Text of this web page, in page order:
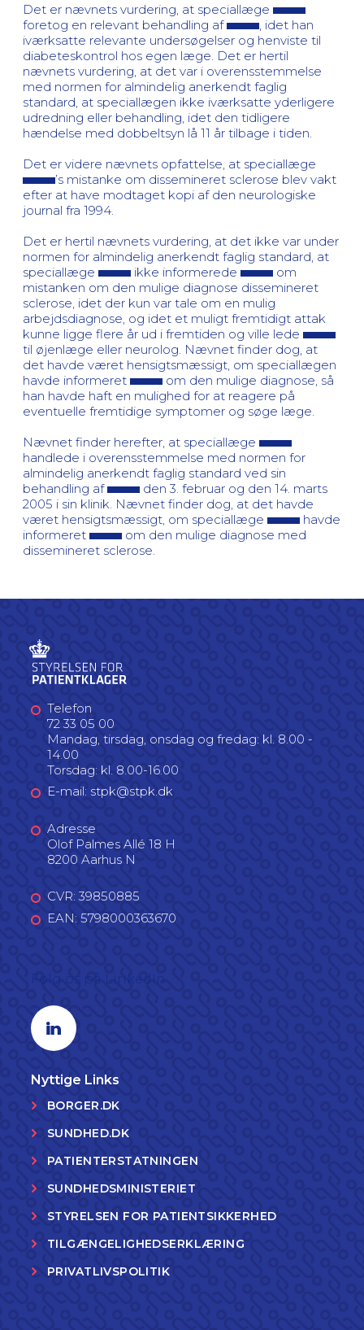
Det er nævnets vurdering, at speciallæge
foretog en relevant behandling af
, idet han
iværksatte relevante undersøgelser og henviste til
diabeteskontrol hos egen læge. Det er hertil
nævnets vurdering, at det var i overensstemmelse
med normen for almindelig anerkendt faglig
standard, at speciallægen ikke iværksatte yderligere
udredning eller behandling, idet den tidligere
hændelse med dobbeltsyn lå 11 år tilbage i tiden.
Det er videre nævnets opfattelse, at speciallæge
’s mistanke om dissemineret sclerose blev vakt
efter at have modtaget kopi af den neurologiske
journal fra 1994.
Det er hertil nævnets vurdering, at det ikke var under
normen for almindelig anerkendt faglig standard, at
speciallæge
ikke informerede
om
mistanken om den mulige diagnose dissemineret
sclerose, idet der kun var tale om en mulig
arbejdsdiagnose, og idet et muligt fremtidigt attak
kunne ligge flere år ud i fremtiden og ville lede
til øjenlæge eller neurolog. Nævnet finder dog, at
det havde været hensigtsmæssigt, om speciallægen
havde informeret
om den mulige diagnose, så
han havde haft en mulighed for at reagere på
eventuelle fremtidige symptomer og søge læge.
Nævnet finder herefter, at speciallæge
handlede i overensstemmelse med normen for
almindelig anerkendt faglig standard ved sin
behandling af
den 3. februar og den 14. marts
2005 i sin klinik. Nævnet finder dog, at det havde
været hensigtsmæssigt, om speciallæge
havde
informeret
om den mulige diagnose med
dissemineret sclerose.
Telefon
72 33 05 00
Mandag, tirsdag, onsdag og fredag: kl. 8.00 -
14.00
Torsdag: kl. 8.00-16.00
E-mail: stpk@stpk.dk
Adresse
Olof Palmes Allé 18 H
8200 Aarhus N
CVR: 39850885
EAN: 5798000363670
Linkedin profil
Nyttige Links
BORGER.DK
SUNDHED.DK
PATIENTERSTATNINGEN
SUNDHEDSMINISTERIET
STYRELSEN FOR PATIENTSIKKERHED
TILGÆNGELIGHEDSERKLÆRING
PRIVATLIVSPOLITIK